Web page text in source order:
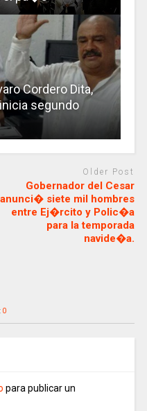
Cordero Dita,
segundo
Older Post
Gobernador del Cesar
anunci� siete mil hombres
entre Ej�rcito y Polic�a
para la temporada
navide�a.
0
para publicar un